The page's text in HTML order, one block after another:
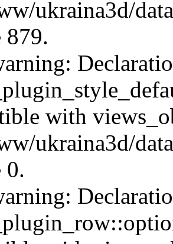
ukraina3d/
879.
with
ukraina3d/
0.